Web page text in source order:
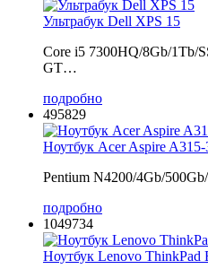
Ультрабук Dell XPS 15
Core i5 7300HQ/8Gb/1Tb/
GT…
подробно
495829
Ноутбук Acer Aspire A315-
Pentium N4200/4Gb/
подробно
1049734
Ноутбук Lenovo ThinkPad